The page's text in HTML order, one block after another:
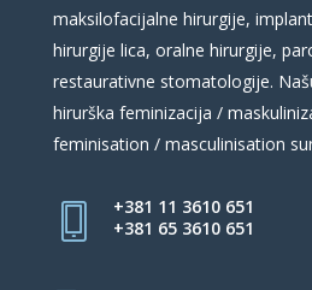
maksilofacijalne hirurgije,
hirurgije lica, oralne hirurgije,
restaurativne stomatologije.
hirurška feminizacija /
feminisation / masculinisation
+381 11 3610 651
+381 65 3610 651